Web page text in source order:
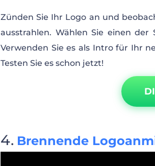
Zünden Sie Ihr Logo an und
ausstrahlen. Wählen Sie einen
Verwenden Sie es als Intro für Ihr
Testen Sie es schon jetzt!
Brennende